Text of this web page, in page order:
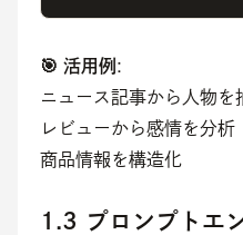
🎯 活用例 :
ニュース記事から人物を
レビューから感情を分析
商品情報を構造化
1.3 プロンプトエ